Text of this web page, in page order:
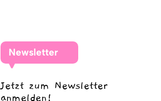
Newsletter
Jetzt zum Newsletter
anmelden!